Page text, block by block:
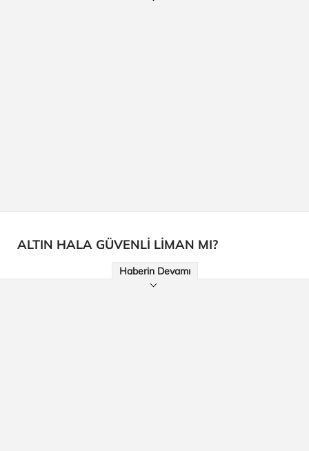
ALTIN HALA GÜVENLİ LİMAN MI?
Haberin Devamı